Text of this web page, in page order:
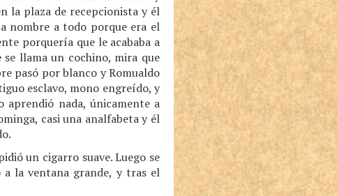
la plaza de recepcionista y él
nombre a todo porque era el
porquería que le acababa a
llama un cochino, mira que
pasó por blanco y Romualdo
esclavo, mono engreído, y
nada, únicamente a
casi una analfabeta y él
un cigarro suave. Luego se
la ventana grande, y tras el